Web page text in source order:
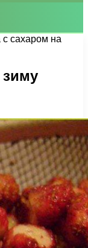
сахаром на
зиму